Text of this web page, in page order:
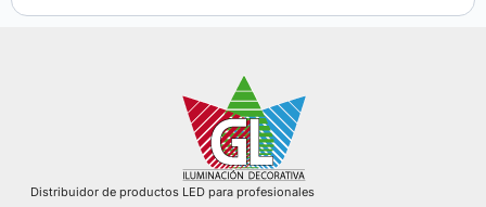
Distribuidor de productos LED para profesionales